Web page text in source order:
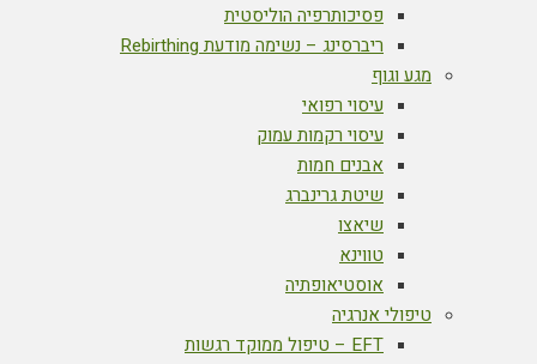
פסיכותרפיה הוליסטית
ריברסינג – נשימה מודעת Rebirthing
מגע וגוף
עיסוי רפואי
עיסוי רקמות עמוק
אבנים חמות
שיטת גרינברג
שיאצו
טווינא
אוסטיאופתיה
טיפולי אנרגיה
EFT – טיפול ממוקד רגשות